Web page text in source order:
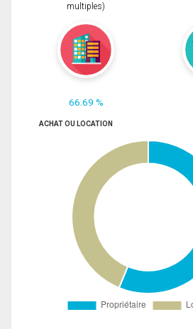
multiples)
66.69 %
ACHAT OU LOCATION